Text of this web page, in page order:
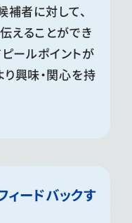
補者に対して、
えることができ
ピールポイントが
興味・関心を持
ードバックす